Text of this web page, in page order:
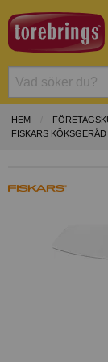
HEM
FISKARS KÖKSGERÅD